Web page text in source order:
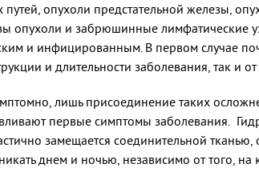
опухоли предстательной железы,
опухоли и забрюшинные лимфатические
и инфицированным. В первом случае
и длительности заболевания, так и
лишь присоединение таких
первые симптомы заболевания.
замещается соединительной
днем и ночью, независимо от того, на